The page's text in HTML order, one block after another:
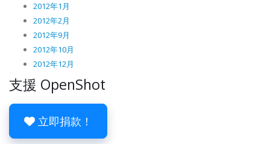
2012年1月
2012年2月
2012年9月
2012年10月
2012年12月
支援 OpenShot
立即捐款！